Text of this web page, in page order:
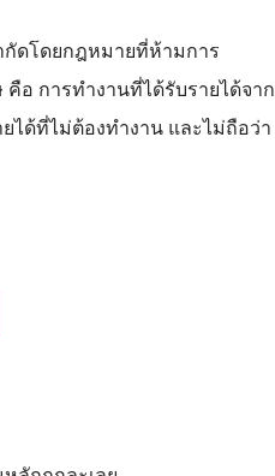
กัดโดยกฎหมายที่ห้ามการ
อ การทำงานที่ได้รับรายได้จาก
ได้ที่ไม่ต้องทำงาน และไม่ถือว่า